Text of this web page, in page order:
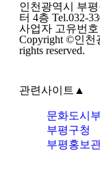
인천광역시 부
터 4층 Tel.032-
사업자 고유번호
Copyright ©인
rights reserved.
관련사이트 ▲
문화도시
부평구청
부평홍보